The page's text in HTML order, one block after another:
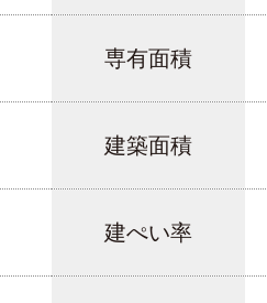
専有面積
建築面積
建ぺい率